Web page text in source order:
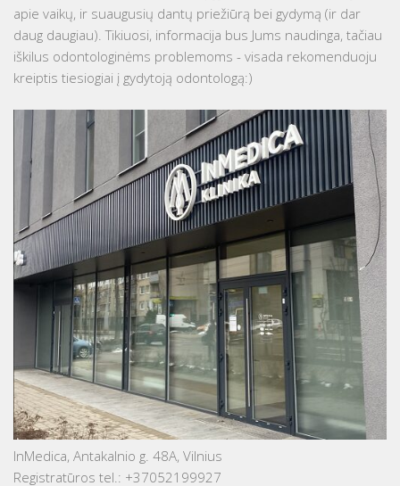
apie vaikų, ir suaugusių dantų priežiūrą bei gydymą (ir dar
daug daugiau). Tikiuosi, informacija bus Jums naudinga, tačiau
iškilus odontologinėms problemoms - visada rekomenduoju
kreiptis tiesiogiai į gydytoją odontologą:)
InMedica, Antakalnio g. 48A, Vilnius
Registratūros tel.: +37052199927